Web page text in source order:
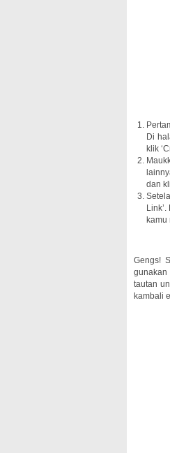
Di
klik
dan
Gengs!
tautan
kambali